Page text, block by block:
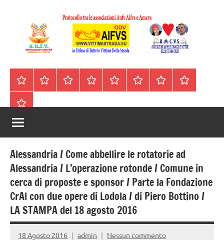
contenuto
A.I.F.V.S.
–
Associazione
Italiana
Familiari
e
Vittime
della
Strada
difesa
di
tutte
vittime
della
strada
HomepageSegnalazioni
Nord
Centro
Sud
ContattiIncidenti
Il
Archivio
Alessandria / Come abbellire le rotatorie ad
Alessandria / L’operazione rotonde / Comune in
cerca di proposte e sponsor / Parte la Fondazione
CrAl con due opere di Lodola / di Piero Bottino /
LA STAMPA del 18 agosto 2016
18 Agosto 2016 admin Nessun commento